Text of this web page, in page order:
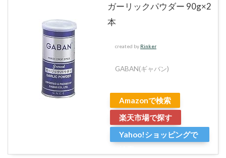
ガーリックパウダー 90g×2
本
created by Rinker
GABAN(ギャバン)
Amazonで検索
楽天市場で探す
Yahoo!ショッピングで